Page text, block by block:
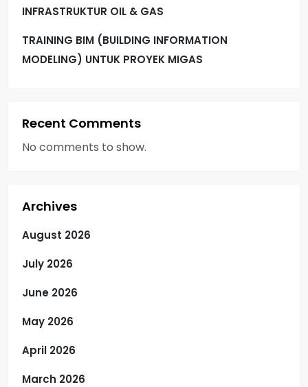
INFRASTRUKTUR OIL & GAS
TRAINING BIM (BUILDING INFORMATION
MODELING) UNTUK PROYEK MIGAS
Recent Comments
No comments to show.
Archives
August 2026
July 2026
June 2026
May 2026
April 2026
March 2026